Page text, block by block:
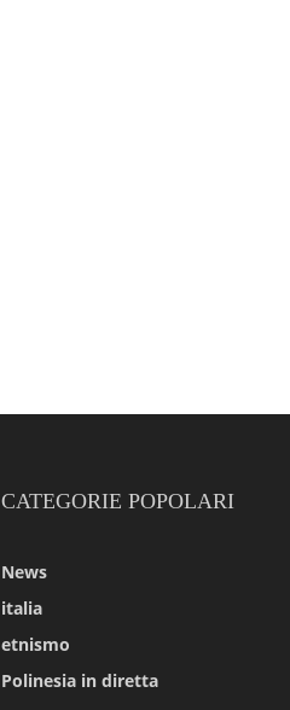
CATEGORIE POPOLARI
News
italia
etnismo
Polinesia in diretta